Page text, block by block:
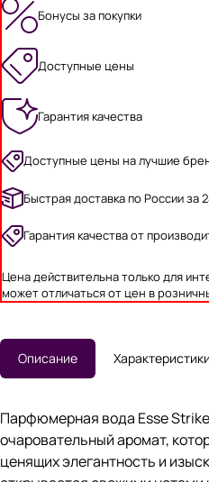
Бонусы за покупки
Доступные цены
Гарантия качества
Доступные цены на лучшие
Быстрая доставка по России за
Гарантия качества от
Цена действительна только для
может отличаться от цен в
Описание Характеристики
Парфюмерная вода Esse
очаровательный аромат,
ценящих элегантность и